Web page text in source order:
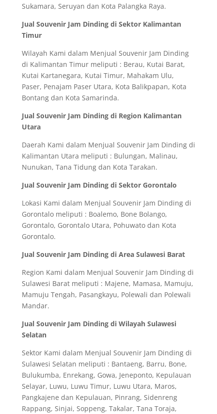
Sukamara, Seruyan dan Kota Palangka Raya.
Jual Souvenir Jam Dinding di Sektor Kalimantan
Timur
Wilayah Kami dalam Menjual Souvenir Jam Dinding
di Kalimantan Timur meliputi : Berau, Kutai Barat,
Kutai Kartanegara, Kutai Timur, Mahakam Ulu,
Paser, Penajam Paser Utara, Kota Balikpapan, Kota
Bontang dan Kota Samarinda.
Jual Souvenir Jam Dinding di Region Kalimantan
Utara
Daerah Kami dalam Menjual Souvenir Jam Dinding di
Kalimantan Utara meliputi : Bulungan, Malinau,
Nunukan, Tana Tidung dan Kota Tarakan.
Jual Souvenir Jam Dinding di Sektor Gorontalo
Lokasi Kami dalam Menjual Souvenir Jam Dinding di
Gorontalo meliputi : Boalemo, Bone Bolango,
Gorontalo, Gorontalo Utara, Pohuwato dan Kota
Gorontalo.
Jual Souvenir Jam Dinding di Area Sulawesi Barat
Region Kami dalam Menjual Souvenir Jam Dinding di
Sulawesi Barat meliputi : Majene, Mamasa, Mamuju,
Mamuju Tengah, Pasangkayu, Polewali dan Polewali
Mandar.
Jual Souvenir Jam Dinding di Wilayah Sulawesi
Selatan
Sektor Kami dalam Menjual Souvenir Jam Dinding di
Sulawesi Selatan meliputi : Bantaeng, Barru, Bone,
Bulukumba, Enrekang, Gowa, Jeneponto, Kepulauan
Selayar, Luwu, Luwu Timur, Luwu Utara, Maros,
Pangkajene dan Kepulauan, Pinrang, Sidenreng
Rappang, Sinjai, Soppeng, Takalar, Tana Toraja,